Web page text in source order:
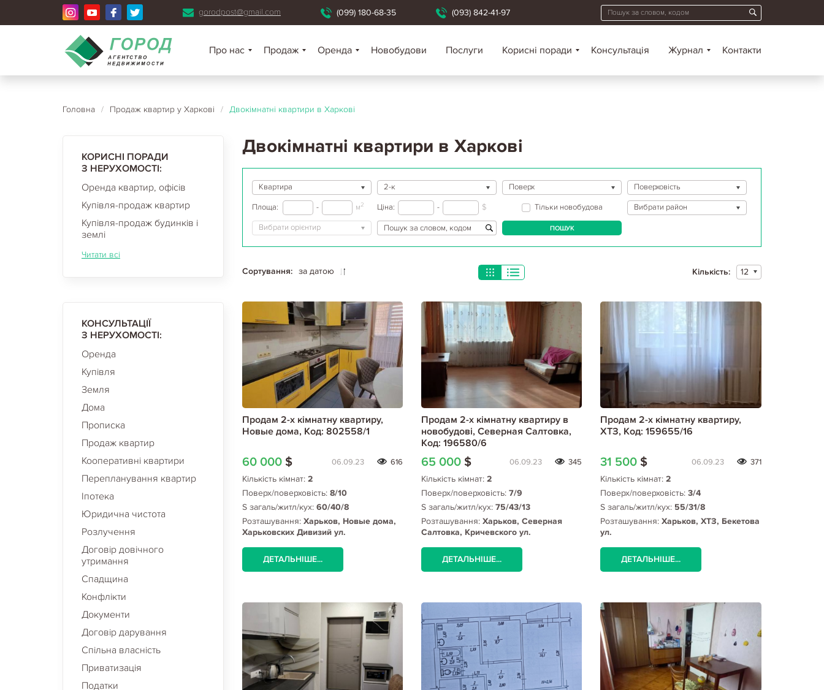
gorodpost@gmail.com (099) 180-68-35 (093) 842-41-97
Про нас Продаж Оренда Новобудови Послуги Корисні поради Консультація Журнал Контакти
Головна / Продаж квартир у Харкові / Двокімнатні квартири в Харкові
КОРИСНІ ПОРАДИ
З НЕРУХОМОСТІ:
Оренда квартир, офісів
Купівля-продаж квартир
Купівля-продаж будинків і
землі
Читати всі
КОНСУЛЬТАЦІЇ
З НЕРУХОМОСТІ:
Оренда
Купівля
Земля
Дома
Прописка
Продаж квартир
Кооперативні квартири
Перепланування квартир
Іпотека
Юридична чистота
Розлучення
Договір довічного
утримання
Спадщина
Конфлікти
Документи
Договір дарування
Спільна власність
Приватизація
Податки
Двокімнатні квартири в Харкові
Квартира 2-к Поверх Поверховість
Площа: - м2 Ціна: - $ Тільки новобудова Вибрати район
Вибрати орієнтир ПОШУК
Сортування: за датою Кількість: 12
Продам 2-х кімнатну квартиру,
Новые дома, Код: 802558/1
60 000 $ 06.09.23 616
Кількість кімнат: 2
Поверх/поверховість: 8/10
S загаль/житл/кух: 60/40/8
Розташування: Харьков, Новые дома,
Харьковских Дивизий ул.
ДЕТАЛЬНІШЕ...
Продам 2-х кімнатну квартиру в
новобудові, Северная Салтовка,
Код: 196580/6
65 000 $ 06.09.23 345
Кількість кімнат: 2
Поверх/поверховість: 7/9
S загаль/житл/кух: 75/43/13
Розташування: Харьков, Северная
Салтовка, Кричевского ул.
ДЕТАЛЬНІШЕ...
Продам 2-х кімнатну квартиру,
ХТЗ, Код: 159655/16
31 500 $ 06.09.23 371
Кількість кімнат:2
Поверх/поверховість:3/4
S загаль/житл/кух: 55/31/8
Розташування:Харьков, ХТЗ, Бекетова
ул.
ДЕТАЛЬНІШЕ...